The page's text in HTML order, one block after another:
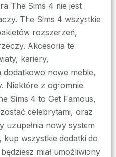
The Sims 4 nie jest
The Sims 4 wszystkie
rozszerzeń,
Akcesoria te
kariery,
dodatkowo nowe meble,
Niektóre z ogromnie
Sims 4 to Get Famous,
celebrytami, oraz
uzupełnia nowy system
kup wszystkie dodatki do
miał umożliwiony